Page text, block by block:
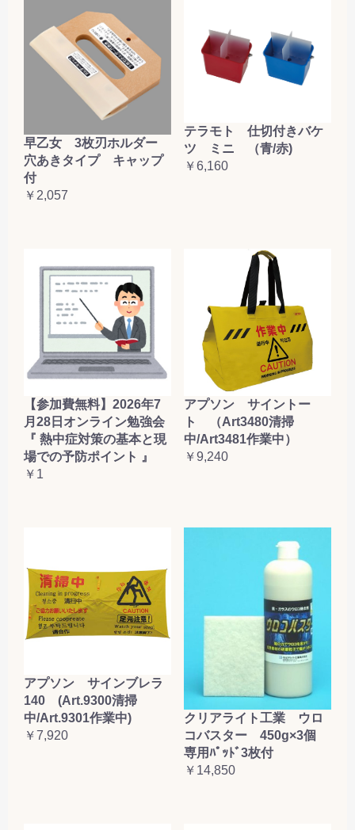
早乙女 3枚刃ホルダー
穴あきタイプ キャップ
付
￥2,057
テラモト 仕切付きバケ
ツ ミニ （青/赤)
￥6,160
【参加費無料】2026年7
月28日オンライン勉強会
『 熱中症対策の基本と現
場での予防ポイント 』
￥1
アプソン サイントー
ト （Art3480清掃
中/Art3481作業中）
￥9,240
アプソン サインブレラ
140 (Art.9300清掃
中/Art.9301作業中)
￥7,920
クリアライト工業 ウロ
コバスター 450g×3個
専用ﾊﾟｯﾄﾞ3枚付
￥14,850